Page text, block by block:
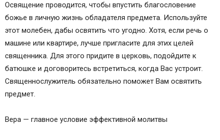
Народные приметы: 10 вещей, которые
приносят в дом бедность и несчастья
Магнитиза
Индивидуальный талисман-оберег на 2018 год
19.12.17 Гадание на кофейной гуще (3 занятия)
22.12.2017 7 магических символов (Руны
Соломона)
28.12.17 Карта желаний
12.01.18 Руны 2 ступень (5 занятий)
Освящение проводится, чтобы впустить благословение
божье в личную жизнь обладателя предмета. Используйте
этот молебен, дабы освятить что угодно. Хотя, если речь о
машине или квартире, лучше пригласите для этих целей
священника. Для этого придите в церковь, подойдите к
батюшке и договоритесь встретиться, когда Вас устроит.
Священнослужитель обязательно поможет Вам освятить
предмет.
Вера — главное условие эффективной молитвы